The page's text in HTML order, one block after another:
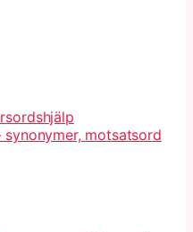
synonymer, motsatsord